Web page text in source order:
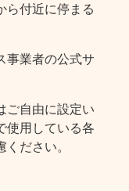
ら付近に停まる
事業者の公式サ
ご自由に設定い
使用している各
ださい。